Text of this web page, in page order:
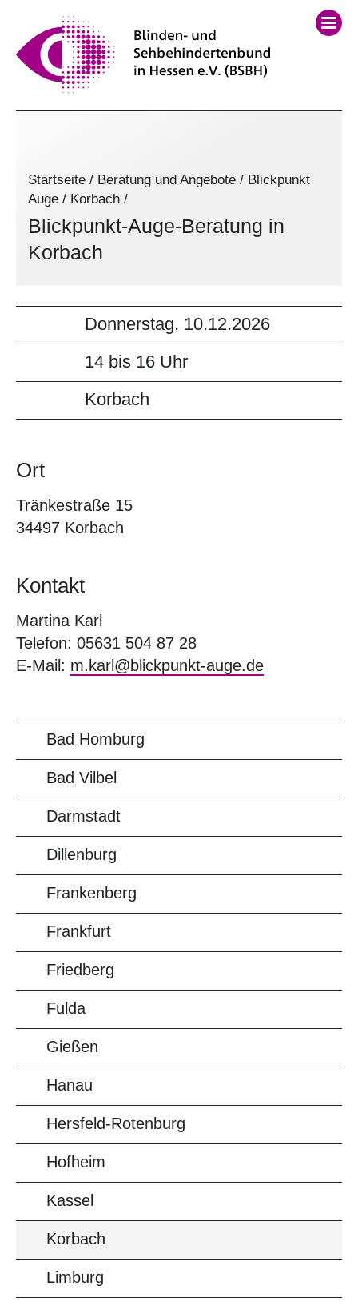
Startseite / Beratung und Angebote / Blickpunkt
Auge / Korbach /
Blickpunkt-Auge-Beratung in
Korbach
Donnerstag, 10.12.2026
14 bis 16 Uhr
Korbach
Ort
Tränkestraße 15
34497 Korbach
Kontakt
Martina Karl
Telefon: 05631 504 87 28
E-Mail: m.karl@blickpunkt-auge.de
Bad Homburg
Bad Vilbel
Darmstadt
Dillenburg
Frankenberg
Frankfurt
Friedberg
Fulda
Gießen
Hanau
Hersfeld-Rotenburg
Hofheim
Kassel
Korbach
Limburg